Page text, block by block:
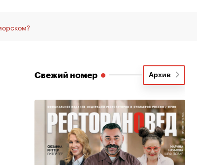
Свежий номер Архив